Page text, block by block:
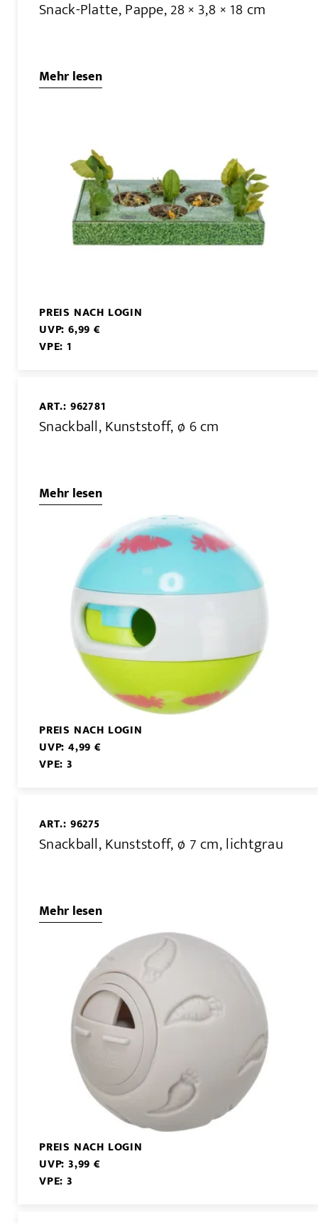
Snack-Platte, Pappe, 28 × 3,8 × 18 cm
Mehr lesen
PREIS NACH LOGIN
UVP: 6,99 €
VPE: 1
ART.: 962781
Snackball, Kunststoff, ø 6 cm
Mehr lesen
PREIS NACH LOGIN
UVP: 4,99 €
VPE: 3
ART.: 96275
Snackball, Kunststoff, ø 7 cm, lichtgrau
Mehr lesen
PREIS NACH LOGIN
UVP: 3,99 €
VPE: 3